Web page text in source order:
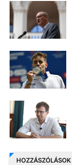
HOZZÁSZÓLÁSOK